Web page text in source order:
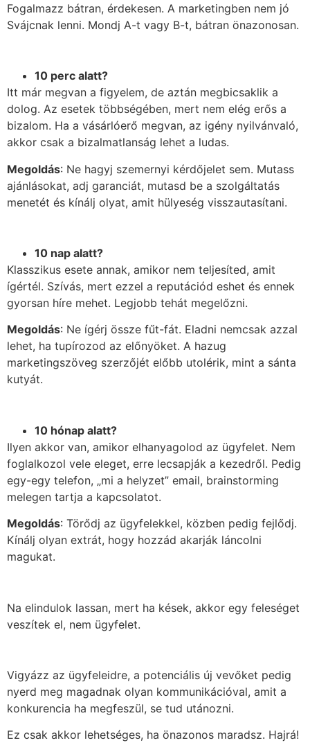
Fogalmazz bátran, érdekesen. A marketingben nem jó
Svájcnak lenni. Mondj A-t vagy B-t, bátran önazonosan.
10 perc alatt?
Itt már megvan a figyelem, de aztán megbicsaklik a
dolog. Az esetek többségében, mert nem elég erős a
bizalom. Ha a vásárlóerő megvan, az igény nyilvánvaló,
akkor csak a bizalmatlanság lehet a ludas.
Megoldás: Ne hagyj szemernyi kérdőjelet sem. Mutass
ajánlásokat, adj garanciát, mutasd be a szolgáltatás
menetét és kínálj olyat, amit hülyeség visszautasítani.
10 nap alatt?
Klasszikus esete annak, amikor nem teljesíted, amit
ígértél. Szívás, mert ezzel a reputációd eshet és ennek
gyorsan híre mehet. Legjobb tehát megelőzni.
Megoldás: Ne ígérj össze fűt-fát. Eladni nemcsak azzal
lehet, ha tupírozod az előnyöket. A hazug
marketingszöveg szerzőjét előbb utolérik, mint a sánta
kutyát.
10 hónap alatt?
Ilyen akkor van, amikor elhanyagolod az ügyfelet. Nem
foglalkozol vele eleget, erre lecsapják a kezedről. Pedig
egy-egy telefon, „mi a helyzet” email, brainstorming
melegen tartja a kapcsolatot.
Megoldás: Törődj az ügyfelekkel, közben pedig fejlődj.
Kínálj olyan extrát, hogy hozzád akarják láncolni
magukat.
Na elindulok lassan, mert ha kések, akkor egy feleséget
veszítek el, nem ügyfelet.
Vigyázz az ügyfeleidre, a potenciális új vevőket pedig
nyerd meg magadnak olyan kommunikációval, amit a
konkurencia ha megfeszül, se tud utánozni.
Ez csak akkor lehetséges, ha önazonos maradsz. Hajrá!